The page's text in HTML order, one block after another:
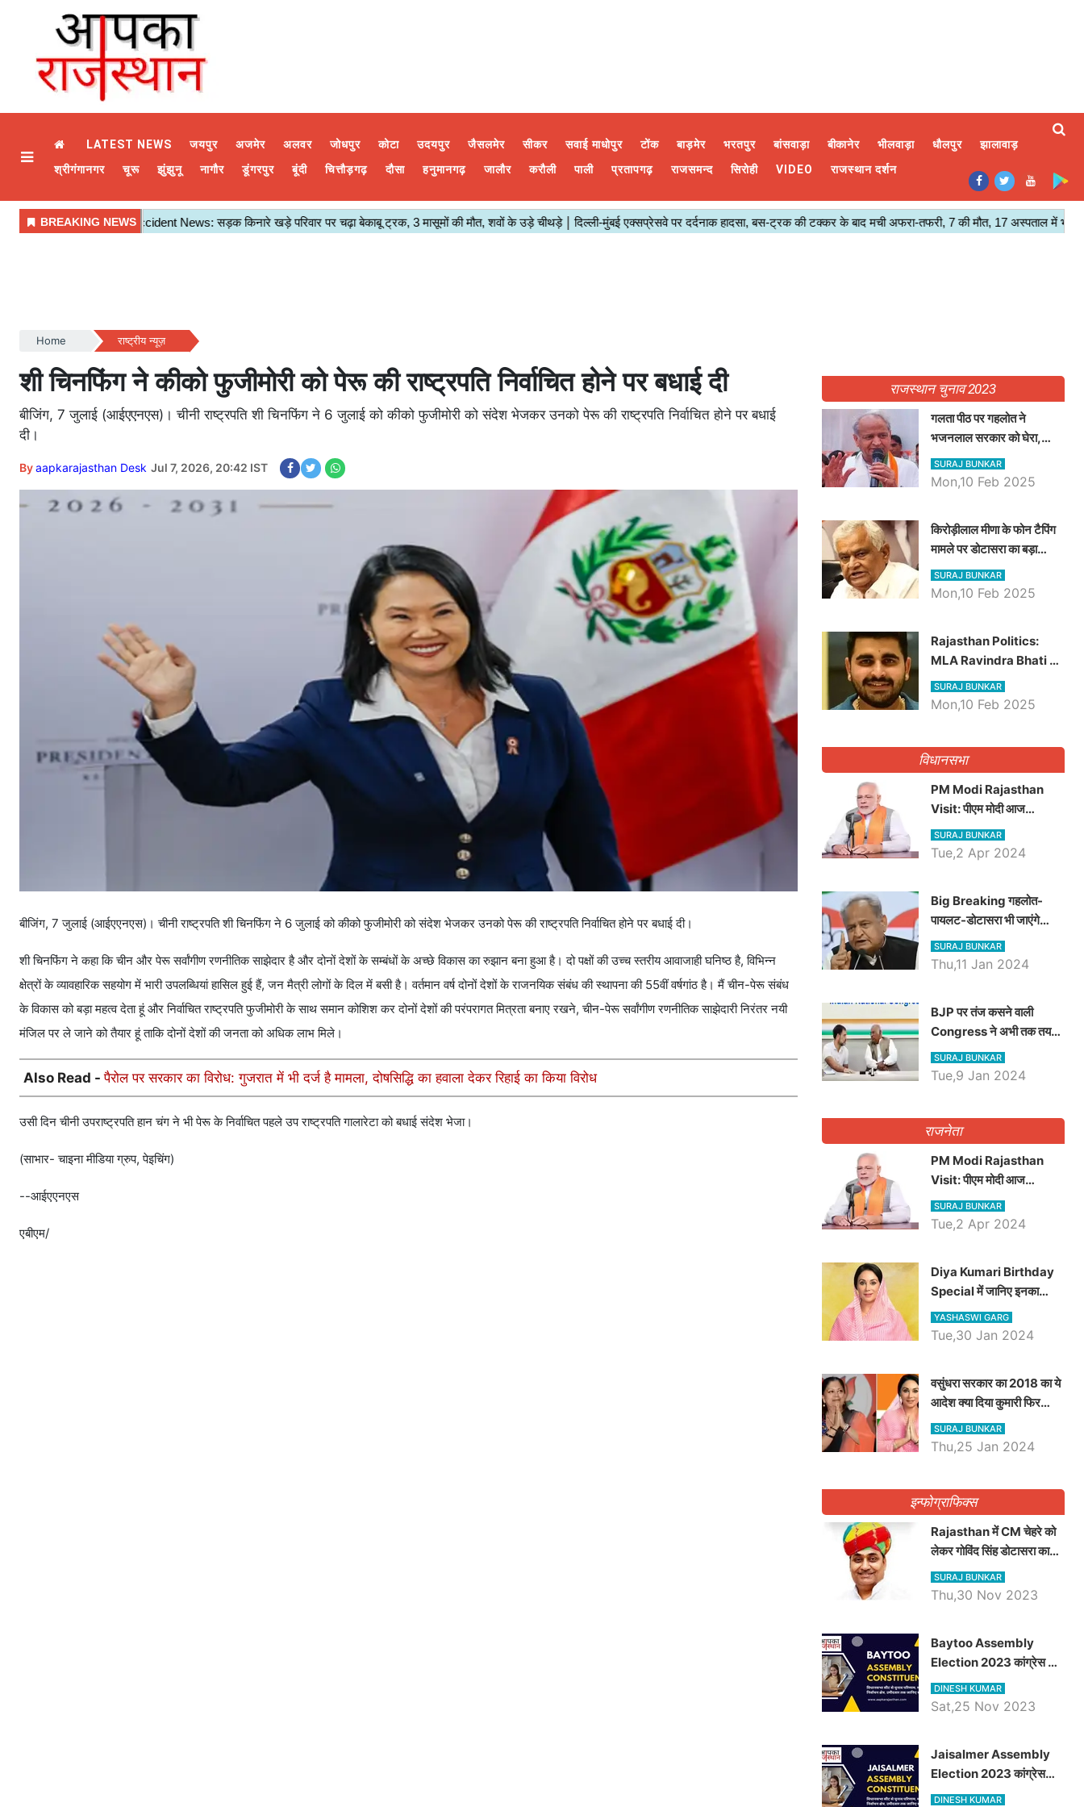
LATEST NEWS जयपुर अजमेर अलवर जोधपुर कोटा उदयपुर जैसलमेर सीकर सवाई माधोपुर टोंक बाड़मेर भरतपुर बांसवाड़ा बीकानेर भीलवाड़ा धौलपुर
झालावाड़
श्रीगंगानगर
चूरू झुंझुनू नागौर डूंगरपुर बूंदी चित्तौड़गढ़ दौसा हनुमानगढ़ जालौर करौली पाली प्रतापगढ़ राजसमन्द सिरोही VIDEO राजस्थान दर्शन
Home राष्ट्रीय न्यूज़
शी चिनफिंग ने कीको फुजीमोरी को पेरू की राष्ट्रपति निर्वाचित होने पर बधाई दी
बीजिंग, 7 जुलाई (आईएएनएस)। चीनी राष्ट्रपति शी चिनफिंग ने 6 जुलाई को कीको फुजीमोरी को संदेश भेजकर उनको पेरू की राष्ट्रपति निर्वाचित होने पर बधाई
दी।
Byaapkarajasthan Desk Jul 7, 2026, 20:42 IST
बीजिंग, 7 जुलाई (आईएएनएस)। चीनी राष्ट्रपति शी चिनफिंग ने 6 जुलाई को कीको फुजीमोरी को संदेश भेजकर उनको पेरू की राष्ट्रपति निर्वाचित होने पर बधाई दी।
शी चिनफिंग ने कहा कि चीन और पेरू सर्वांगीण रणनीतिक साझेदार है और दोनों देशों के सम्बंधों के अच्छे विकास का रुझान बना हुआ है। दो पक्षों की उच्च स्तरीय आवाजाही घनिष्ठ है, विभिन्न
क्षेत्रों के व्यावहारिक सहयोग में भारी उपलब्धियां हासिल हुई हैं, जन मैत्री लोगों के दिल में बसी है। वर्तमान वर्ष दोनों देशों के राजनयिक संबंध की स्थापना की 55वीं वर्षगांठ है। मैं चीन-पेरू संबंध
के विकास को बड़ा महत्व देता हूं और निर्वाचित राष्ट्रपति फुजीमोरी के साथ समान कोशिश कर दोनों देशों की परंपरागत मित्रता बनाए रखने, चीन-पेरू सर्वांगीण रणनीतिक साझेदारी निरंतर नयी
मंजिल पर ले जाने को तैयार हूं ताकि दोनों देशों की जनता को अधिक लाभ मिले।
Also Read -पैरोल पर सरकार का विरोध: गुजरात में भी दर्ज है मामला, दोषसिद्धि का हवाला देकर रिहाई का किया विरोध
उसी दिन चीनी उपराष्ट्रपति हान चंग ने भी पेरू के निर्वाचित पहले उप राष्ट्रपति गालारेटा को बधाई संदेश भेजा।
(साभार- चाइना मीडिया ग्रुप, पेइचिंग)
--आईएएनएस
एबीएम/
राजस्थान चुनाव 2023
गलता पीठ पर गहलोत ने
भजनलाल सरकार को घेरा,
Video में देखें अब तक बड़ी
खबरें
SURAJ BUNKAR
Mon,10 Feb 2025
किरोड़ीलाल मीणा के फोन टैपिंग
मामले पर डोटासरा का बड़ा
आरोप, वीडियो में देखें AZ बड़ी
खबरें
SURAJ BUNKAR
Mon,10 Feb 2025
Rajasthan Politics:
MLA Ravindra Bhati ने
प्रदेश की शिक्षा व्यवस्था पर
उठाए सवाल, Madan
SURAJ BUNKAR
Mon,10 Feb 2025
विधानसभा
PM Modi Rajasthan
Visit: पीएम मोदी आज
राजस्थान में कोटपूतली में करेंगे
विशाल रैली, एक सभा से 8 सीटों
SURAJ BUNKAR
Tue,2 Apr 2024
Big Breaking गहलोत-
पायलट-डोटासरा भी जाएंगे
अयोध्या, करेंगे रामलला के दर्शन
SURAJ BUNKAR
Thu,11 Jan 2024
BJP पर तंज कसने वाली
Congress ने अभी तक तय
नहीं किया नेता प्रतिपक्ष, जानें
कौन होगा दावेदार
SURAJ BUNKAR
Tue,9 Jan 2024
राजनेता
PM Modi Rajasthan
Visit: पीएम मोदी आज
राजस्थान में कोटपूतली में करेंगे
विशाल रैली, एक सभा से 8 सीटों
SURAJ BUNKAR
Tue,2 Apr 2024
Diya Kumari Birthday
Special में जानिए इनका
राजकुमारी से राजस्थान की
डिप्टी सीएम बनने तक का सफर,
YASHASWI GARG
Tue,30 Jan 2024
वसुंधरा सरकार का 2018 का ये
आदेश क्या दिया कुमारी फिर
करेंगी लागू? कांग्रेस सरकार ने
किया था निरस्त
SURAJ BUNKAR
Thu,25 Jan 2024
इन्फोग्राफिक्स
Rajasthan में CM चेहरे को
लेकर गोविंद सिंह डोटासरा का
बड़ा बयान आया सामने, जानें
विचार
SURAJ BUNKAR
Thu,30 Nov 2023
Baytoo Assembly
Election 2023 कांग्रेस से
हरीश चौधरी तो बालाराम मुंड होंगे
भाजपा उम्मीदवार, जानिये बायतू
DINESH KUMAR
Sat,25 Nov 2023
​​​​​​​Jaisalmer Assembly
Election 2023 कांग्रेस
रूपा राम मेघवाल तो छोटु सिंह
DINESH KUMAR